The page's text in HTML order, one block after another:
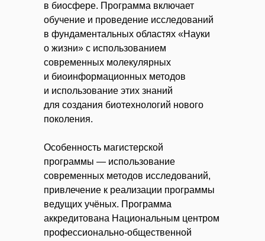
в биосфере. Программа включает
обучение и проведение исследований
в фундаментальных областях «Науки
о жизни» с использованием
современных молекулярных
и биоинформационных методов
и использование этих знаний
для создания биотехнологий нового
поколения.
Особенность магистерской
программы — использование
современных методов исследований,
привлечение к реализации программы
ведущих учёных. Программа
аккредитована Национальным центром
профессионально-общественной